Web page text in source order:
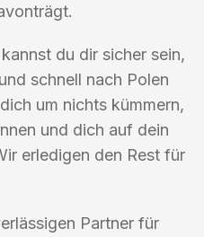
du dir sicher sein,
schnell nach Polen
um nichts kümmern,
und dich auf dein
erledigen den Rest für
Partner für